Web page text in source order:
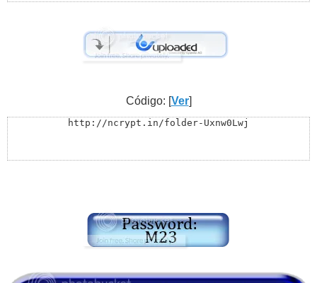
Código: [Ver]
http://ncrypt.in/folder-Uxnw0Lwj